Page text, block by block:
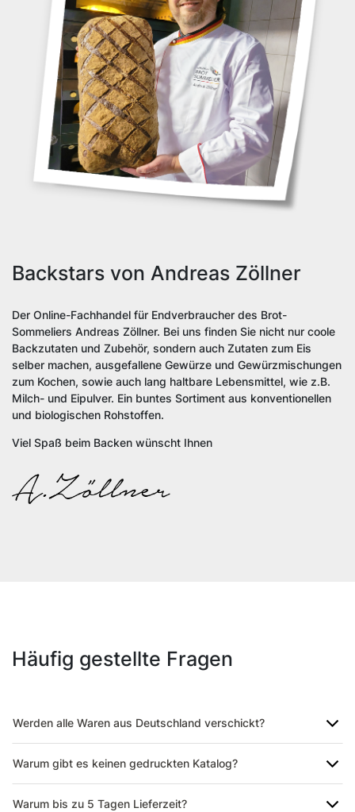
Backstars von Andreas Zöllner
Der Online-Fachhandel für Endverbraucher des Brot-
Sommeliers Andreas Zöllner. Bei uns finden Sie nicht nur coole
Backzutaten und Zubehör, sondern auch Zutaten zum Eis
selber machen, ausgefallene Gewürze und Gewürzmischungen
zum Kochen, sowie auch lang haltbare Lebensmittel, wie z.B.
Milch- und Eipulver. Ein buntes Sortiment aus konventionellen
und biologischen Rohstoffen.
Viel Spaß beim Backen wünscht Ihnen
Häufig gestellte Fragen
Werden alle Waren aus Deutschland verschickt?
Warum gibt es keinen gedruckten Katalog?
Warum bis zu 5 Tagen Lieferzeit?